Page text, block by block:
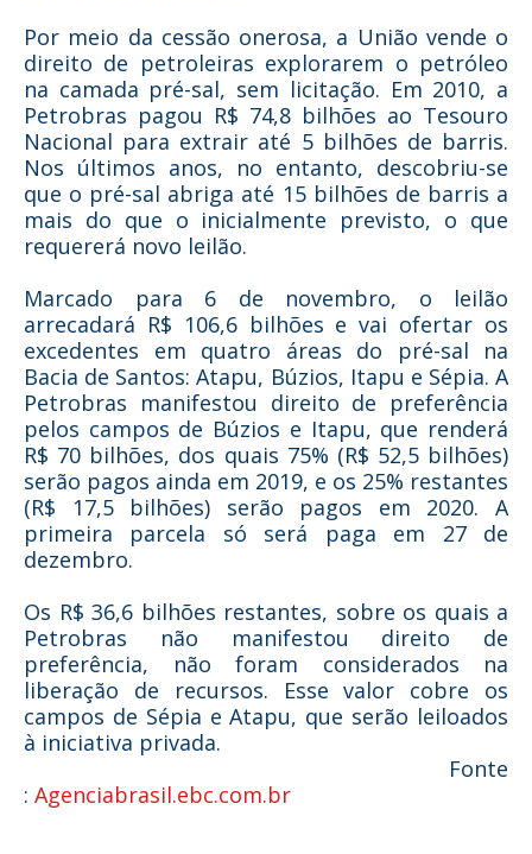
Por meio da cessão onerosa, a União vende o
direito de petroleiras explorarem o petróleo
na camada pré-sal, sem licitação. Em 2010, a
Petrobras pagou R$ 74,8 bilhões ao Tesouro
Nacional para extrair até 5 bilhões de barris.
Nos últimos anos, no entanto, descobriu-se
que o pré-sal abriga até 15 bilhões de barris a
mais do que o inicialmente previsto, o que
requererá novo leilão.
Marcado para 6 de novembro, o leilão
arrecadará R$ 106,6 bilhões e vai ofertar os
excedentes em quatro áreas do pré-sal na
Bacia de Santos: Atapu, Búzios, Itapu e Sépia. A
Petrobras manifestou direito de preferência
pelos campos de Búzios e Itapu, que renderá
R$ 70 bilhões, dos quais 75% (R$ 52,5 bilhões)
serão pagos ainda em 2019, e os 25% restantes
(R$ 17,5 bilhões) serão pagos em 2020. A
primeira parcela só será paga em 27 de
dezembro.
Os R$ 36,6 bilhões restantes, sobre os quais a
Petrobras não manifestou direito de
preferência, não foram considerados na
liberação de recursos. Esse valor cobre os
campos de Sépia e Atapu, que serão leiloados
à iniciativa privada.
Fonte
: Agenciabrasil.ebc.com.br